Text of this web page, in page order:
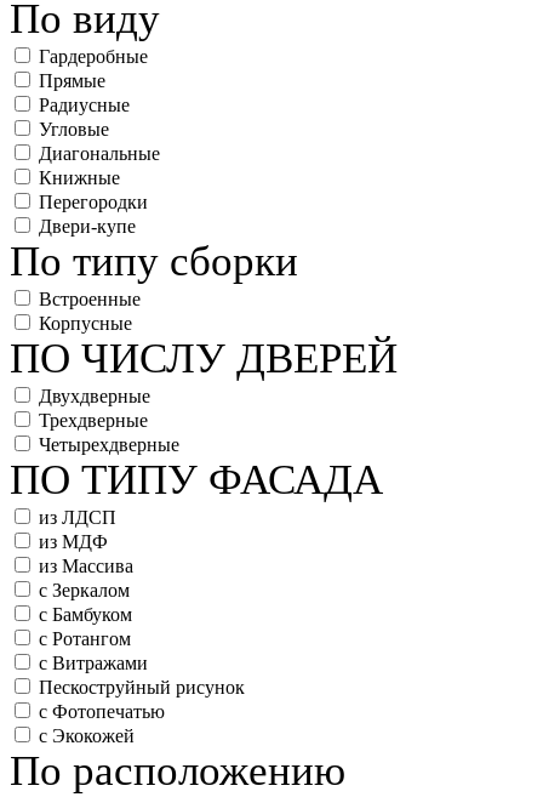
По виду
Гардеробные
Прямые
Радиусные
Угловые
Диагональные
Книжные
Перегородки
Двери-купе
По типу сборки
Встроенные
Корпусные
ПО ЧИСЛУ ДВЕРЕЙ
Двухдверные
Трехдверные
Четырехдверные
ПО ТИПУ ФАСАДА
из ЛДСП
из МДФ
из Массива
с Зеркалом
с Бамбуком
с Ротангом
с Витражами
Пескоструйный рисунок
с Фотопечатью
с Экокожей
По расположению